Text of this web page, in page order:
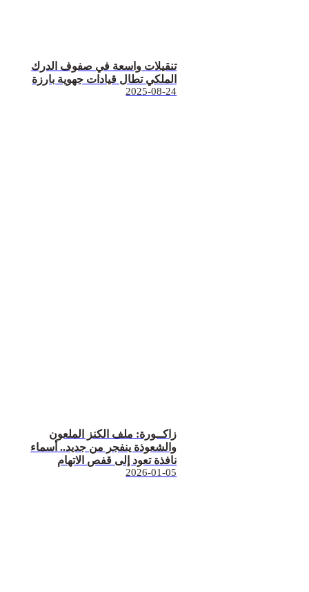
تنقيلات واسعة في صفوف الدرك
الملكي تطال قيادات جهوية بارزة
2025-08-24
زاكــورة: ملف الكنز الملعون
والشعوذة ينفجر من جديد.. أسماء
نافذة تعود إلى قفص الاتهام
2026-01-05